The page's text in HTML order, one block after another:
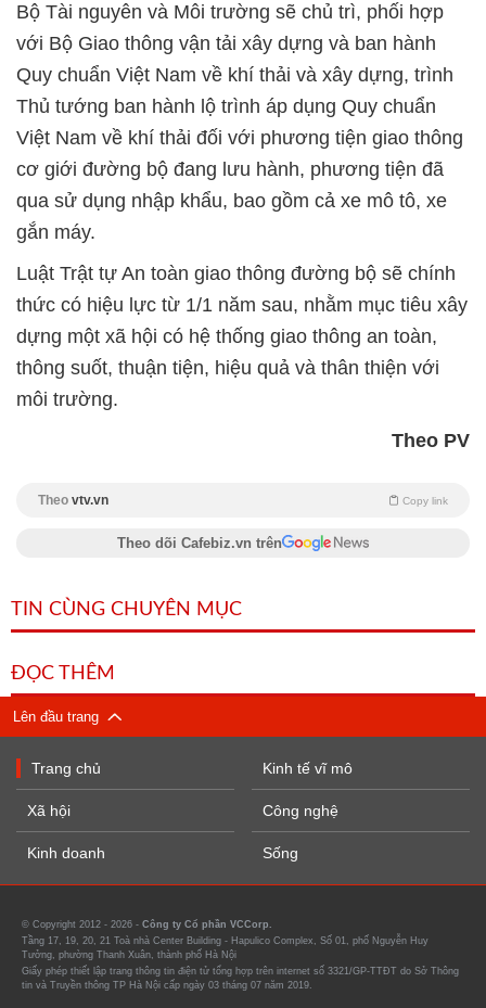
Bộ Tài nguyên và Môi trường sẽ chủ trì, phối hợp
với Bộ Giao thông vận tải xây dựng và ban hành
Quy chuẩn Việt Nam về khí thải và xây dựng, trình
Thủ tướng ban hành lộ trình áp dụng Quy chuẩn
Việt Nam về khí thải đối với phương tiện giao thông
cơ giới đường bộ đang lưu hành, phương tiện đã
qua sử dụng nhập khẩu, bao gồm cả xe mô tô, xe
gắn máy.
Luật Trật tự An toàn giao thông đường bộ sẽ chính
thức có hiệu lực từ 1/1 năm sau, nhằm mục tiêu xây
dựng một xã hội có hệ thống giao thông an toàn,
thông suốt, thuận tiện, hiệu quả và thân thiện với
môi trường.
Theo PV
Theo vtv.vn Copy link
Theo dõi Cafebiz.vn trên
TIN CÙNG CHUYÊN MỤC
ĐỌC THÊM
Lên đầu trang
Trang chủ
Xã hội
Kinh doanh
Kinh tế vĩ mô
Công nghệ
Sống
© Copyright 2012 - 2026 - Công ty Cổ phần VCCorp.
Tầng 17, 19, 20, 21 Toà nhà Center Building - Hapulico Complex, Số 01, phố Nguyễn Huy
Tưởng, phường Thanh Xuân, thành phố Hà Nội
Giấy phép thiết lập trang thông tin điện tử tổng hợp trên internet số 3321/GP-TTĐT do Sở Thông
tin và Truyền thông TP Hà Nội cấp ngày 03 tháng 07 năm 2019.